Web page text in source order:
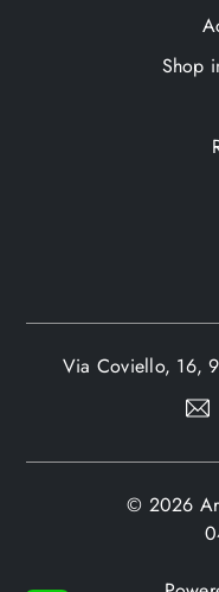
Shop
Via Coviello, 16,
© 2026